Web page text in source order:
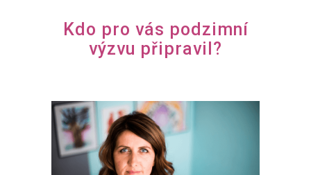
Kdo pro vás podzimní
výzvu připravil?